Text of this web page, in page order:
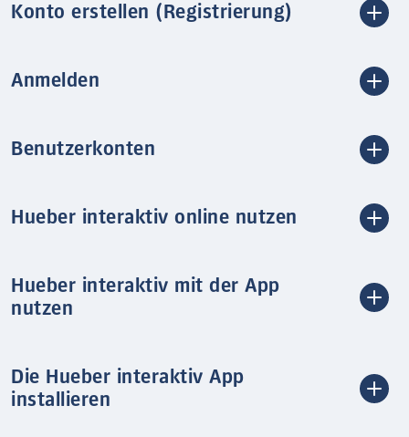
Konto erstellen (Registrierung)
Anmelden
Benutzerkonten
Hueber interaktiv online nutzen
Hueber interaktiv mit der App
nutzen
Die Hueber interaktiv App
installieren